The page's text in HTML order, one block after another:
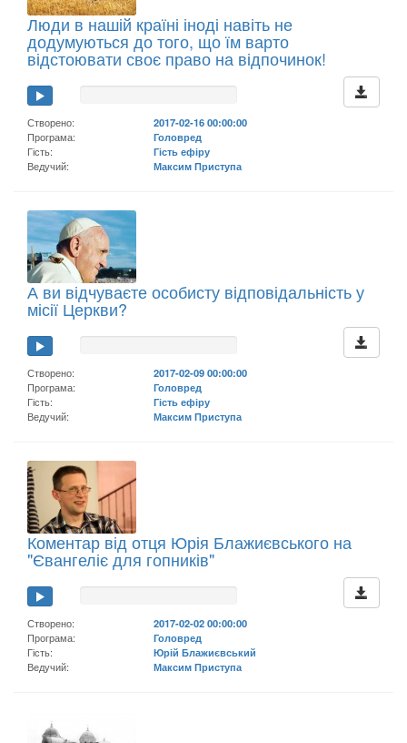
Люди в нашій країні іноді навіть не
додумуються до того, що їм варто
відстоювати своє право на відпочинок!
Створено:
2017-02-16 00:00:00
Програма:
Головред
Гість:
Гість ефіру
Ведучий:
Максим Приступа
А ви відчуваєте особисту відповідальність у
місії Церкви?
Створено:
2017-02-09 00:00:00
Програма:
Головред
Гість:
Гість ефіру
Ведучий:
Максим Приступа
Коментар від отця Юрія Блажиєвського на
"Євангеліє для гопників"
Створено:
2017-02-02 00:00:00
Програма:
Головред
Гість:
Юрій Блажиєвський
Ведучий:
Максим Приступа